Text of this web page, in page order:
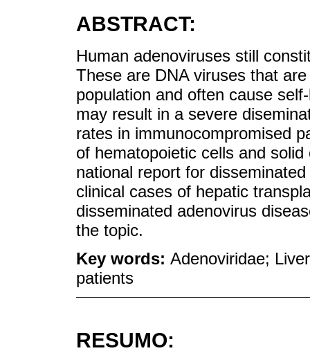
ABSTRACT:
Human adenoviruses still
These are DNA viruses that
population and often cause
may result in a severe
rates in immunocompromised
of hematopoietic cells and
national report for
clinical cases of hepatic
disseminated adenovirus
the topic.
Key words: Adenoviridae;
patients
RESUMO: